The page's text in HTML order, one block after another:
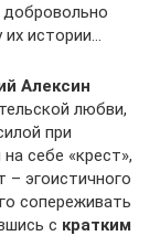
добровольно
истории…
Алексин
любви,
при
себе «крест»,
– эгоистичного
сопереживать
с кратким